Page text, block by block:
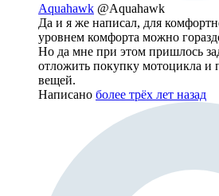
Aquahawk @Aquahawk
Да и я же написал, для
уровнем комфорта можно
Но да мне при этом пришлось
отложить покупку мотоцикла и
вещей.
Написано более трёх лет назад